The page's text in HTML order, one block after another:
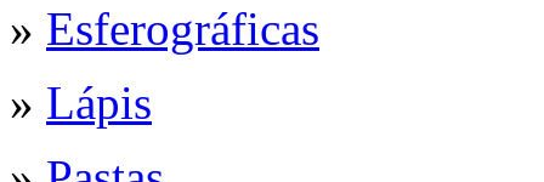
» Esferográficas
» Lápis